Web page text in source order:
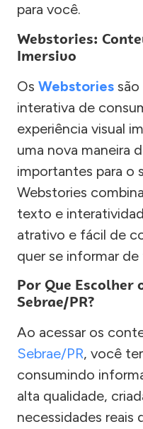
para você.
Webstories:
Imersivo
Os Webstories
interativa de
experiência visual
uma nova maneira
importantes para o
Webstories
texto e
atrativo e fácil de
quer se informar
Por Que Escolher
Sebrae/PR?
Ao acessar os
Sebrae/PR, você
consumindo
alta qualidade,
necessidades reais